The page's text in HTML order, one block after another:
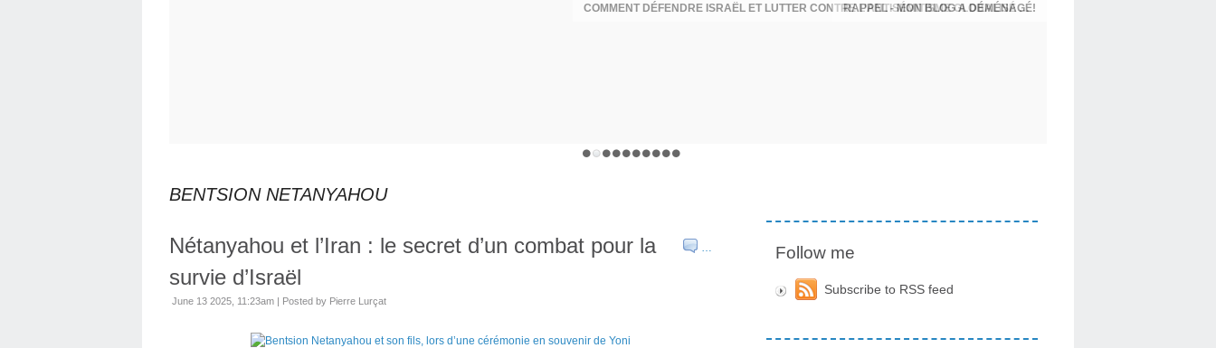
RAPPEL - MON BLOG A DÉMÉNAGÉ!
BENTSION NETANYAHOU
…
Nétanyahou et l’Iran : le secret d’un combat pour la
survie d’Israël
June 13 2025, 11:23am | Posted by Pierre Lurçat
Follow me
Subscribe to RSS feed